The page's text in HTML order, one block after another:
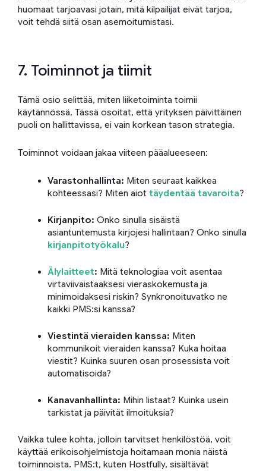
huomaat tarjoavasi jotain, mitä kilpailijat eivät tarjoa,
voit tehdä siitä osan asemoitumistasi.
7. Toiminnot ja tiimit
Tämä osio selittää, miten liiketoiminta toimii
käytännössä. Tässä osoitat, että yrityksen päivittäinen
puoli on hallittavissa, ei vain korkean tason strategia.
Toiminnot voidaan jakaa viiteen pääalueeseen:
Varastonhallinta: Miten seuraat kaikkea
kohteessasi? Miten aiot täydentää tavaroita?
Kirjanpito: Onko sinulla sisäistä
asiantuntemusta kirjojesi hallintaan? Onko sinulla
kirjanpitotyökalu?
Älylaitteet: Mitä teknologiaa voit asentaa
virtaviivaistaaksesi vieraskokemusta ja
minimoidaksesi riskin? Synkronoituvatko ne
kaikki PMS:si kanssa?
Viestintä vieraiden kanssa: Miten
kommunikoit vieraiden kanssa? Kuka hoitaa
viestit? Kuinka suuren osan prosessista voit
automatisoida?
Kanavanhallinta: Mihin listaat? Kuinka usein
tarkistat ja päivität ilmoituksia?
Vaikka tulee kohta, jolloin tarvitset henkilöstöä, voit
käyttää erikoisohjelmistoja hoitamaan monia näistä
toiminnoista. PMS:t, kuten Hostfully, sisältävät